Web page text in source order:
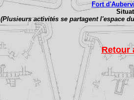
Fort
(Plusieurs activités se partagent l'espace
Retour